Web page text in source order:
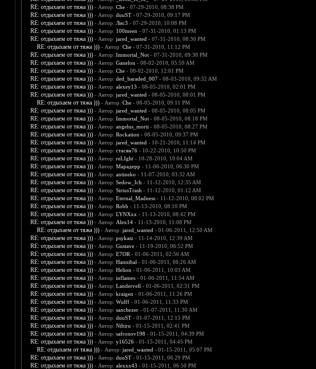
RE: отдыхаем от тяжа ))) - Автор: Che- 07-29-2010, 08:38 PM
RE: отдыхаем от тяжа ))) - Автор: duuST- 07-29-2010, 09:17 PM
RE: отдыхаем от тяжа ))) - Автор: Лис3 - 07-29-2010, 10:08 PM
RE: отдыхаем от тяжа ))) - Автор: 100meen - 07-31-2010, 01:13 PM
RE: отдыхаем от тяжа ))) - Автор: jared_wanted - 07-31-2010, 08:30 PM
RE: отдыхаем от тяжа ))) - Автор: Che- 07-31-2010, 11:12 PM
RE: отдыхаем от тяжа ))) - Автор: Immortal_Not- 07-31-2010, 09:38 PM
RE: отдыхаем от тяжа ))) - Автор: Ganelon - 08-02-2010, 05:59 AM
RE: отдыхаем от тяжа ))) - Автор: Che- 08-02-2010, 12:01 PM
RE: отдыхаем от тяжа ))) - Автор: ded_baraded_007- 08-03-2010, 09:32 AM
RE: отдыхаем от тяжа ))) - Автор: alexey13 - 08-05-2010, 02:01 PM
RE: отдыхаем от тяжа ))) - Автор: jared_wanted - 08-05-2010, 08:01 PM
RE: отдыхаем от тяжа ))) - Автор: Che- 08-05-2010, 09:11 PM
RE: отдыхаем от тяжа ))) - Автор: jared_wanted - 08-05-2010, 08:05 PM
RE: отдыхаем от тяжа ))) - Автор: Immortal_Not- 08-05-2010, 08:18 PM
RE: отдыхаем от тяжа ))) - Автор: angelus_morti - 08-05-2010, 08:27 PM
RE: отдыхаем от тяжа ))) - Автор: Rockation - 08-05-2010, 09:37 PM
RE: отдыхаем от тяжа ))) - Автор: jared_wanted - 10-21-2010, 11:14 PM
RE: отдыхаем от тяжа ))) - Автор: стасян76- 10-22-2010, 10:50 PM
RE: отдыхаем от тяжа ))) - Автор: reLIght- 10-28-2010, 10:04 AM
RE: отдыхаем от тяжа ))) - Автор: Марадерр - 11-06-2010, 06:30 PM
RE: отдыхаем от тяжа ))) - Автор: antineko - 11-07-2010, 03:32 AM
RE: отдыхаем от тяжа ))) - Автор: Sedow_Ich - 11-12-2010, 12:35 AM
RE: отдыхаем от тяжа ))) - Автор: SiriusTrash - 11-12-2010, 01:12 AM
RE: отдыхаем от тяжа ))) - Автор: Eternal_Madness- 11-12-2010, 08:02 PM
RE: отдыхаем от тяжа ))) - Автор: Robb - 11-13-2010, 08:10 PM
RE: отдыхаем от тяжа ))) - Автор: LYNXxx - 11-13-2010, 08:42 PM
RE: отдыхаем от тяжа ))) - Автор: Alex14- 11-13-2010, 11:08 PM
RE: отдыхаем от тяжа ))) - Автор: jared_wanted - 01-06-2011, 12:50 AM
RE: отдыхаем от тяжа ))) - Автор: psykatz- 11-14-2010, 12:39 AM
RE: отдыхаем от тяжа ))) - Автор: Gustave- 11-19-2010, 06:52 PM
RE: отдыхаем от тяжа ))) - Автор: E7OR - 01-06-2011, 02:56 AM
RE: отдыхаем от тяжа ))) - Автор: Hannibal - 01-06-2011, 06:26 AM
RE: отдыхаем от тяжа ))) - Автор: Helion - 01-06-2011, 10:03 AM
RE: отдыхаем от тяжа ))) - Автор: inflames- 01-06-2011, 11:54 AM
RE: отдыхаем от тяжа ))) - Автор: Landervell - 01-06-2011, 02:31 PM
RE: отдыхаем от тяжа ))) - Автор: kraigen - 01-06-2011, 11:26 PM
RE: отдыхаем от тяжа ))) - Автор: Wulff- 01-06-2011, 11:33 PM
RE: отдыхаем от тяжа ))) - Автор: sanchezer- 01-07-2011, 11:30 AM
RE: отдыхаем от тяжа ))) - Автор: duuST- 01-07-2011, 12:15 PM
RE: отдыхаем от тяжа ))) - Автор: Nibiru - 01-15-2011, 02:41 PM
RE: отдыхаем от тяжа ))) - Автор: safronov198 - 01-15-2011, 04:39 PM
RE: отдыхаем от тяжа ))) - Автор: y16526- 01-15-2011, 04:45 PM
RE: отдыхаем от тяжа ))) - Автор: jared_wanted - 01-15-2011, 05:07 PM
RE: отдыхаем от тяжа ))) - Автор: duuST- 01-15-2011, 06:29 PM
RE: отдыхаем от тяжа ))) - Автор: alexxx43 - 01-15-2011, 06:50 PM